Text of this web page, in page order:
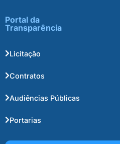
Portal da
Transparência
Licitação
Contratos
Audiências Públicas
Portarias